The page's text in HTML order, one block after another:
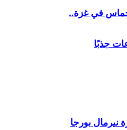
حماس في غزة..
جذبًا
نيرمال بورجا